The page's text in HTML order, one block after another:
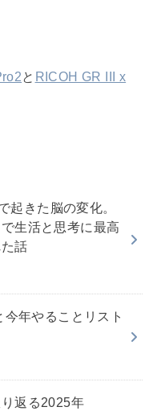
と RICOH GR III x
起きた脳の変化。
で生活と思考に最高
話
年やることリスト
返る2025年